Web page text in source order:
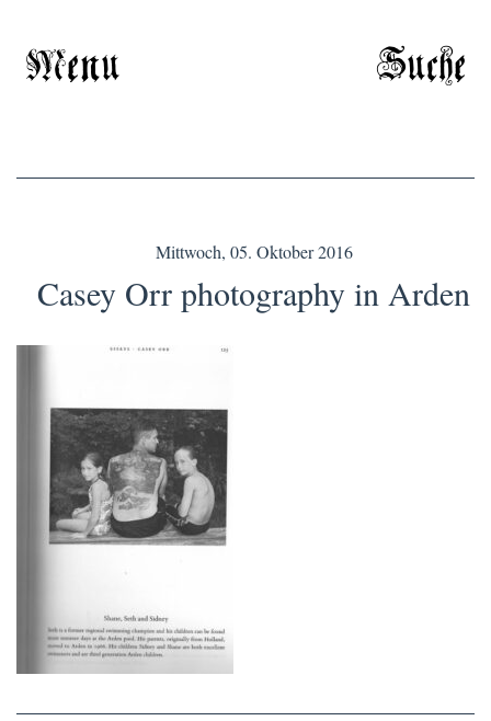
Menu Suche
Mittwoch, 05. Oktober 2016
Casey Orr photography in Arden